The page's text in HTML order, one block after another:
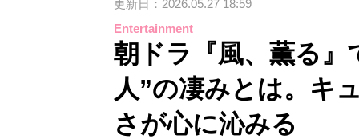
更新日：2026.05.27 18:59
Entertainment
朝ドラ『風、薫る』
人”の凄みとは。キ
さが心に沁みる